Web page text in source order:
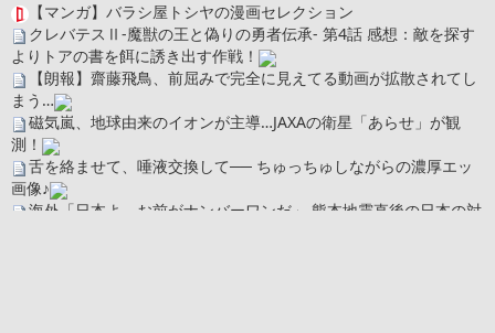
【マンガ】バラシ屋トシヤの漫画セレクション
クレバテスⅡ-魔獣の王と偽りの勇者伝承- 第4話 感想：敵を探す
よりトアの書を餌に誘き出す作戦！
【朗報】齋藤飛鳥、前屈みで完全に見えてる動画が拡散されてし
まう…
磁気嵐、地球由来のイオンが主導…JAXAの衛星「あらせ」が観
測！
舌を絡ませて、唾液交換して── ちゅっちゅしながらの濃厚エッ
画像♪
海外「日本よ、お前がナンバーワンだ」 熊本地震直後の日本の対